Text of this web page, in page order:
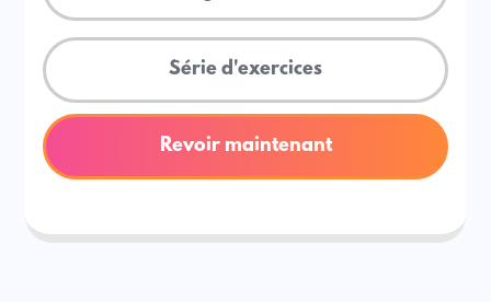
Série d'exercices
Revoir maintenant